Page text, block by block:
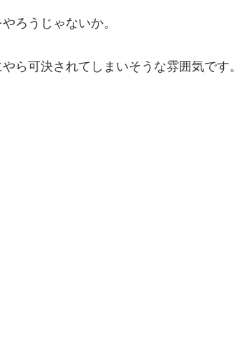
ろうじゃないか。
ら可決されてしまいそうな雰囲気です。